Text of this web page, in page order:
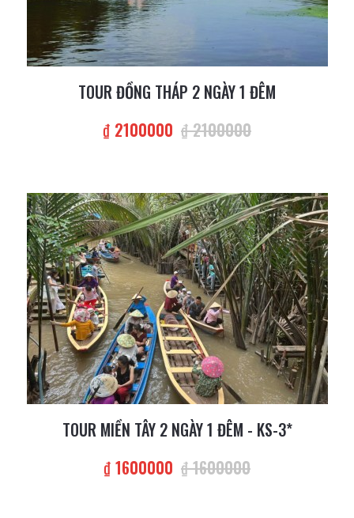
TOUR ĐỒNG THÁP 2 NGÀY 1 ĐÊM
₫ 2100000 ₫ 2100000
TOUR MIỀN TÂY 2 NGÀY 1 ĐÊM - KS-3*
₫ 1600000 ₫ 1600000